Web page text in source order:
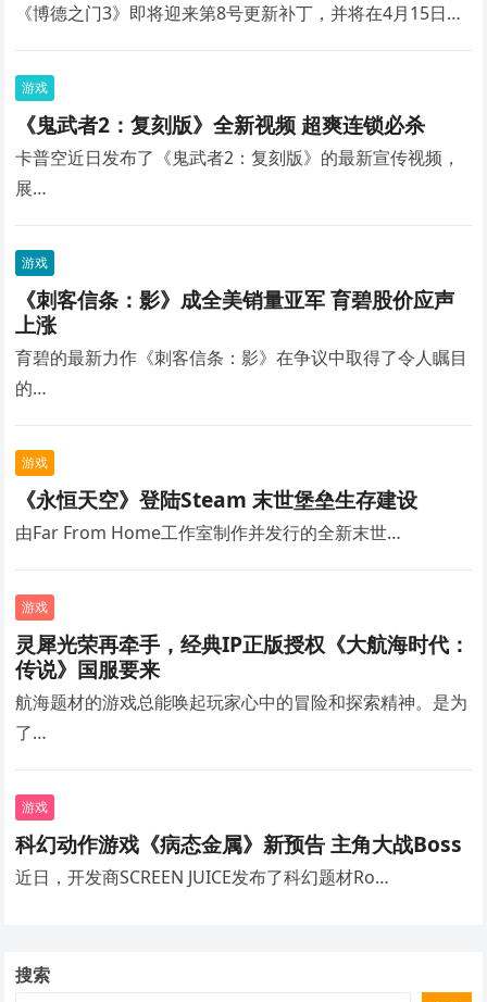
《博德之门3》即将迎来第8号更新补丁，并将在4月15日…
游戏
《鬼武者2：复刻版》全新视频 超爽连锁必杀
卡普空近日发布了《鬼武者2：复刻版》的最新宣传视频，
展…
游戏
《刺客信条：影》成全美销量亚军 育碧股价应声
上涨
育碧的最新力作《刺客信条：影》在争议中取得了令人瞩目
的…
游戏
《永恒天空》登陆Steam 末世堡垒生存建设
由Far From Home工作室制作并发行的全新末世…
游戏
灵犀光荣再牵手，经典IP正版授权《大航海时代：
传说》国服要来
航海题材的游戏总能唤起玩家心中的冒险和探索精神。是为
了…
游戏
科幻动作游戏《病态金属》新预告 主角大战Boss
近日，开发商SCREEN JUICE发布了科幻题材Ro…
搜索